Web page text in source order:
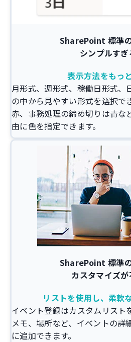
SharePoint標準
シンプルす
表示方法をもっ
月形式、週形式、稼働日形式、
の中から見やすい形式を選択で
赤、事務処理の締め切りは青な
由に色を指定できます。
SharePoint標準
カスタマイズ
リストを使用し、柔軟
イベント登録はカスタムリスト
メモ、場所など、イベントの詳
に追加できます。